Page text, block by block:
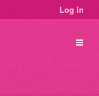
Log in